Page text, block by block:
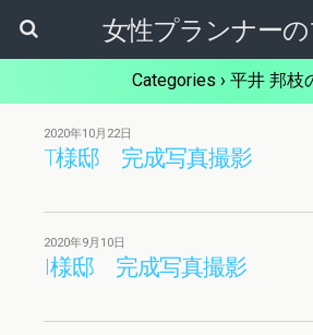
女性プランナー
Categories › 平井 邦枝
2020年10月22日
T様邸 完成写真撮影
2020年9月10日
I様邸 完成写真撮影